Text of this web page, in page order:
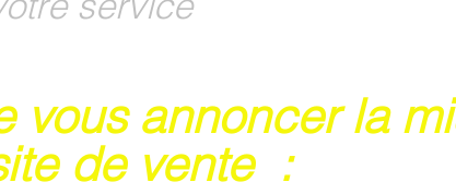
vous annoncer la
de vente :